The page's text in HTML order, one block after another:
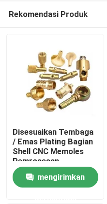
Rumah
Rekomendasi Produk
Disesuaikan Tembaga
/ Emas Plating Bagian
Shell CNC Memoles
Pemrosesan
Permukaan
mengirimkan